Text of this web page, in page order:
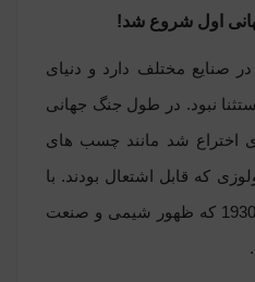
اول شروع شد!
صنایع مختلف دارد و دنیای
نبود. در طول جنگ جهانی
اختراع شد مانند چسب های
که قابل اشتعال بودند. با
این وجود، چسب ها در دهه 1930 که ظهور شیمی و صنعت